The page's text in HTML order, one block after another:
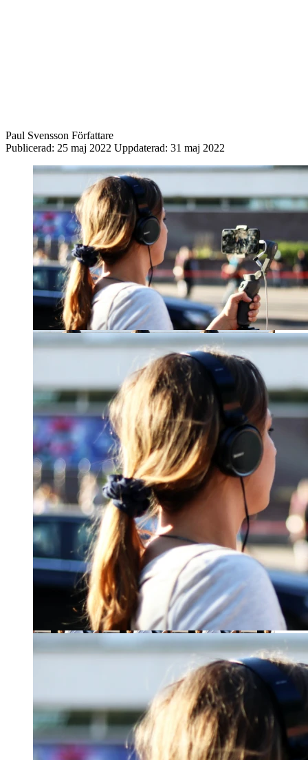
Paul Svensson Författare
Publicerad: 25 maj 2022 Uppdaterad: 31 maj 2022